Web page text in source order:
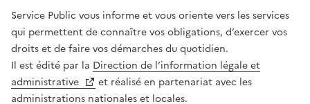
Service Public vous informe et vous oriente vers les services
qui permettent de connaître vos obligations, d’exercer vos
droits et de faire vos démarches du quotidien.
Il est édité par la Direction de l’information légale et
administrative
et réalisé en partenariat avec les
administrations nationales et locales.